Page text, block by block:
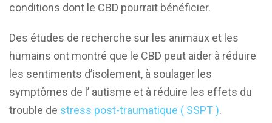
conditions dont le CBD pourrait bénéficier.
Des études de recherche sur les animaux et les
humains ont montré que le CBD peut aider à réduire
les sentiments d’isolement, à soulager les
symptômes de l’ autisme et à réduire les effets du
trouble de stress post-traumatique ( SSPT ).